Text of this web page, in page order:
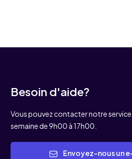
Besoin d'aide?
Vous pouvez contacter notre service
semaine de 9h00 à 17h00.